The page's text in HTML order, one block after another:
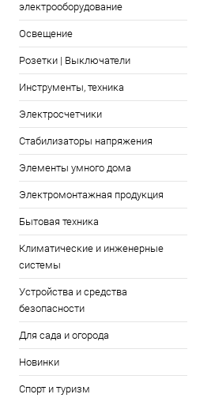
электрооборудование
Освещение
Розетки | Выключатели
Инструменты, техника
Электросчетчики
Стабилизаторы напряжения
Элементы умного дома
Электромонтажная продукция
Бытовая техника
Климатические и инженерные
системы
Устройства и средства
безопасности
Для сада и огорода
Новинки
Спорт и туризм